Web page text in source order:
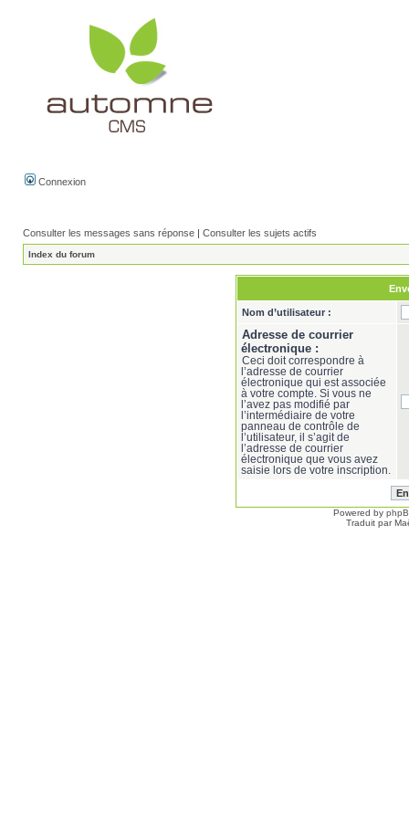
Connexion
Consulter les messages sans réponse | Consulter les sujets actifs
Index du forum
Nom d’utilisateur :
Adresse de courrier
électronique :
Ceci doit correspondre à
l’adresse de courrier
électronique qui est associée
à votre compte. Si vous ne
l’avez pas modifié par
l’intermédiaire de votre
panneau de contrôle de
l’utilisateur, il s’agit de
l’adresse de courrier
électronique que vous avez
saisie lors de votre inscription.
Powered by
Traduit par